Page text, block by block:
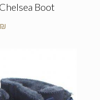
Boot
₪